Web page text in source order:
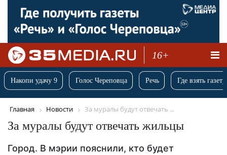
16+
Накопи удачу 9 Голос Череповца Речь Где взять
Главная Новости За муралы будут отвечать ...
За муралы будут отвечать жильцы
Город. В мэрии пояснили, кто будет